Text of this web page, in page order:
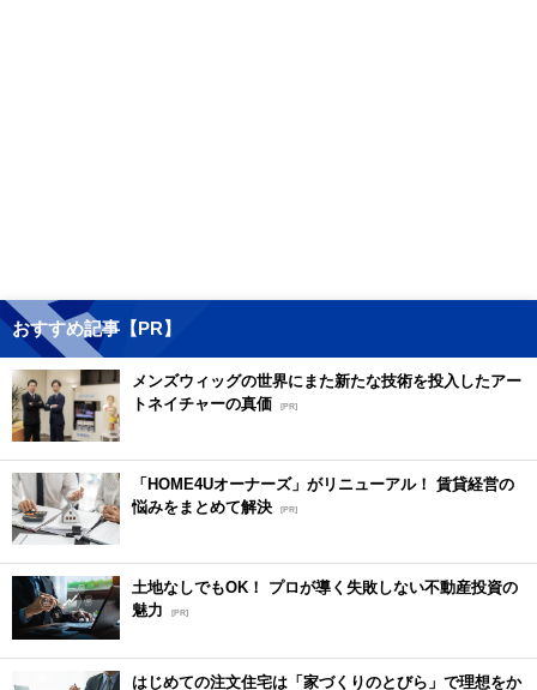
おすすめ記事【PR】
メンズウィッグの世界にまた新たな技術を投入したアー
トネイチャーの真価 [PR]
「HOME4Uオーナーズ」がリニューアル！ 賃貸経営の
悩みをまとめて解決 [PR]
土地なしでもOK！ プロが導く失敗しない不動産投資の
魅力
[PR]
はじめての注文住宅は「家づくりのとびら」で理想をか